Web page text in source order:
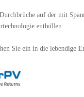
auf der mit
enthüllen:
Sie ein in die lebendige